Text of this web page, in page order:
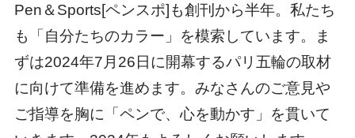
Pen＆Sports[ペンスポ]も創刊から半年。私たち
も「自分たちのカラー」を模索しています。ま
ずは2024年7月26日に開幕するパリ五輪の取材
に向けて準備を進めます。みなさんのご意見や
ご指導を胸に「ペンで、心を動かす」を貫いて